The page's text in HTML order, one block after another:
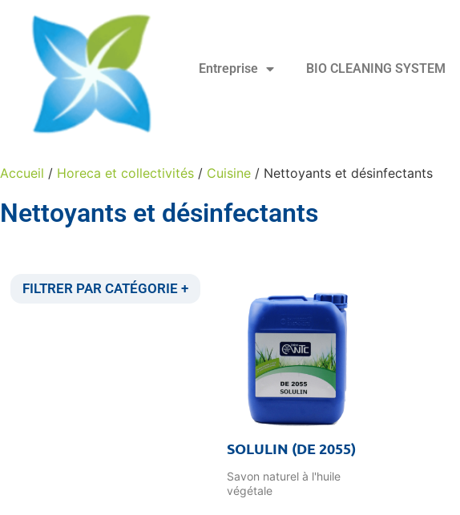
Entreprise BIO CLEANING SYSTEM
Accueil / Horeca et collectivités / Cuisine / Nettoyants et désinfectants
Nettoyants et désinfectants
FILTRER PAR CATÉGORIE +
SOLULIN (DE 2055)
Savon naturel à l'huile
végétale